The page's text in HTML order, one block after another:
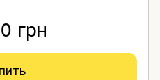
грн